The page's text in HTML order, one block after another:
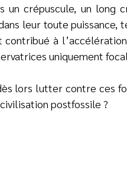
un crépuscule, un
leur toute puissance,
à
uniquement
lors lutter contre ces
postfossile ?